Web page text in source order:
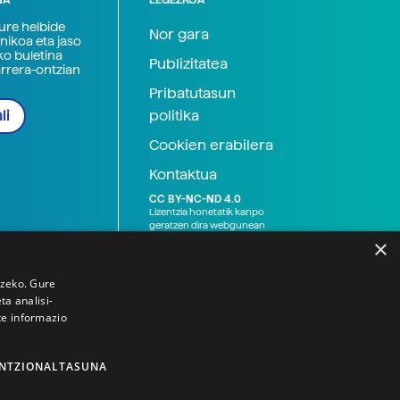
helbide
eta jaso
buletina
ontzian
Nor gara
Publizitatea
Pribatutasun
politika
Cookien erabilera
Kontaktua
CC BY-NC-ND 4.0
Lizentzia honetatik kanpo
geratzen dira webgunean
×
Gure
analisi-
informazio